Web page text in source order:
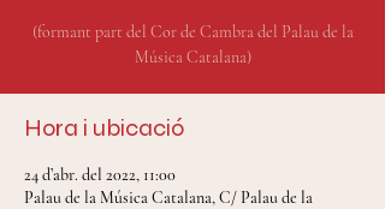
(formant part del Cor de Cambra del Palau de la
Música Catalana)
Hora i ubicació
24 d’abr. del 2022, 11:00
Palau de la Música Catalana, C/ Palau de la